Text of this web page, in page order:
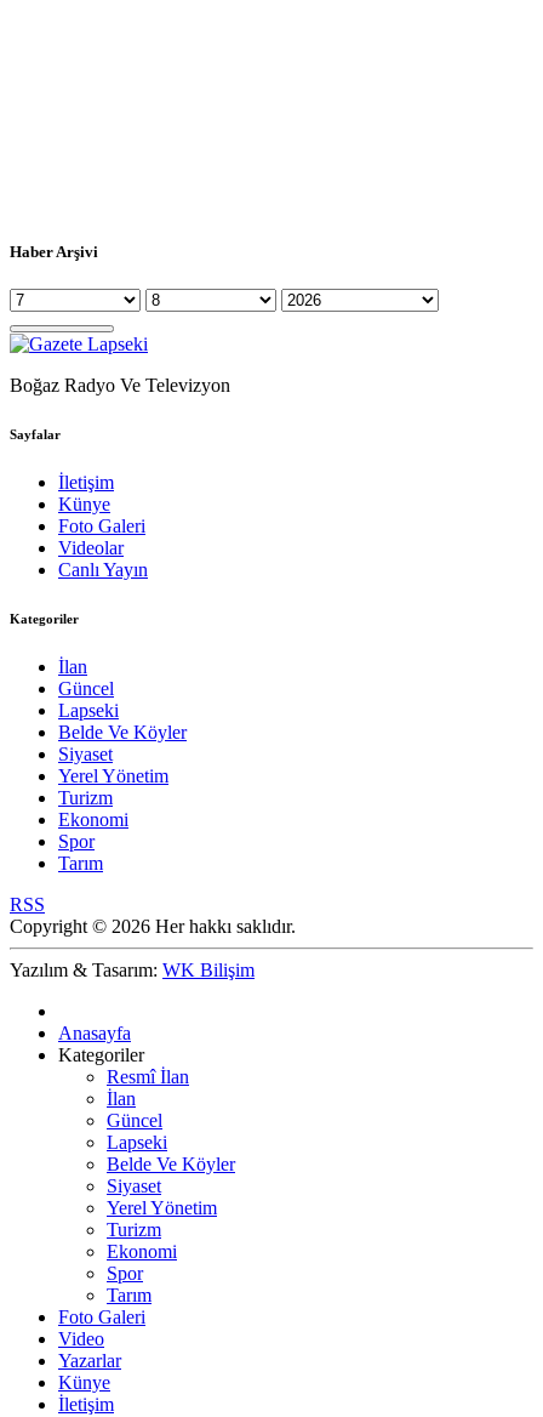
Haber Arşivi
Boğaz Radyo Ve Televizyon
Sayfalar
İletişim
Künye
Foto Galeri
Videolar
Canlı Yayın
Kategoriler
İlan
Güncel
Lapseki
Belde Ve Köyler
Siyaset
Yerel Yönetim
Turizm
Ekonomi
Spor
Tarım
RSS
Copyright © 2026 Her hakkı saklıdır.
Yazılım & Tasarım: WK Bilişim
Anasayfa
Kategoriler
Resmî İlan
İlan
Güncel
Lapseki
Belde Ve Köyler
Siyaset
Yerel Yönetim
Turizm
Ekonomi
Spor
Tarım
Foto Galeri
Video
Yazarlar
Künye
İletişim